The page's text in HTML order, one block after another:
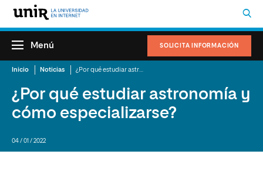
SOLICITA INFORMACIÓN
Menú
Inicio Noticias
¿Por qué estudiar astronomía y
cómo especializarse?
04 / 01 / 2022